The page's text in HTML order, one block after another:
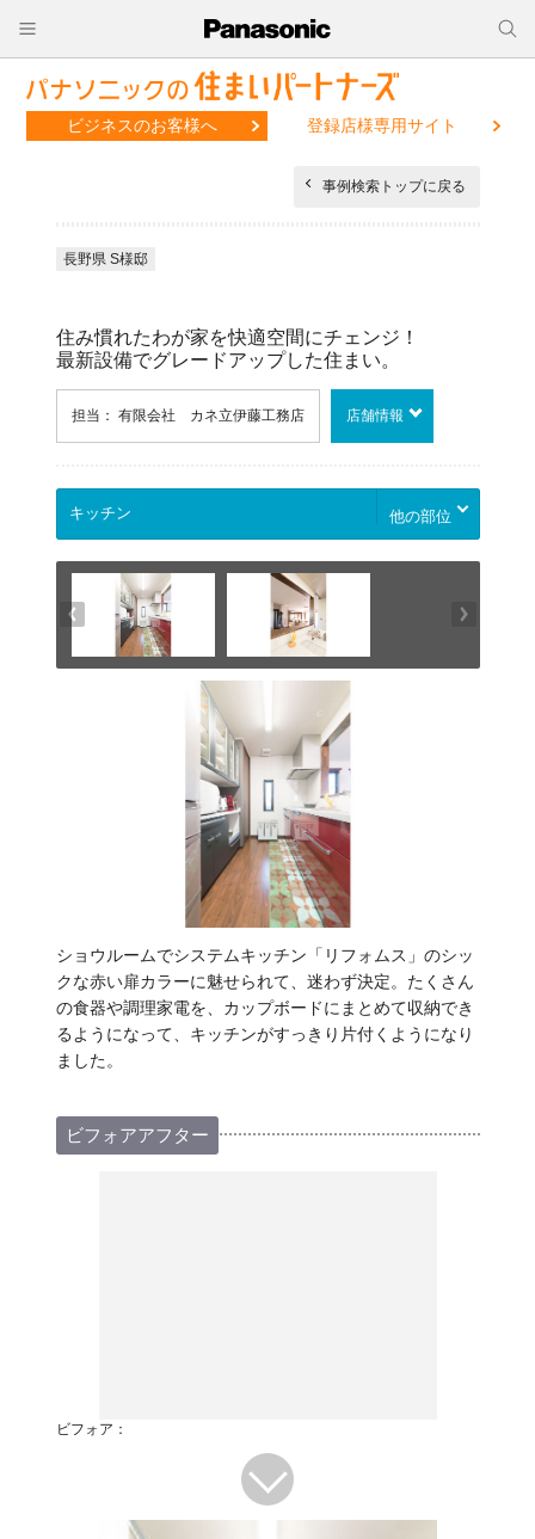
ビジネスのお客様へ 登録店様専用サイト
事例検索トップに戻る
長野県 S様邸
住み慣れたわが家を快適空間にチェンジ！
最新設備でグレードアップした住まい。
担当： 有限会社 カネ立伊藤工務店 店舗情報
他の部位
ショウルームでシステムキッチン「リフォムス」のシッ
クな赤い扉カラーに魅せられて、迷わず決定。たくさん
の食器や調理家電を、カップボードにまとめて収納でき
るようになって、キッチンがすっきり片付くようになり
ました。
ビフォアアフター
ビフォア：